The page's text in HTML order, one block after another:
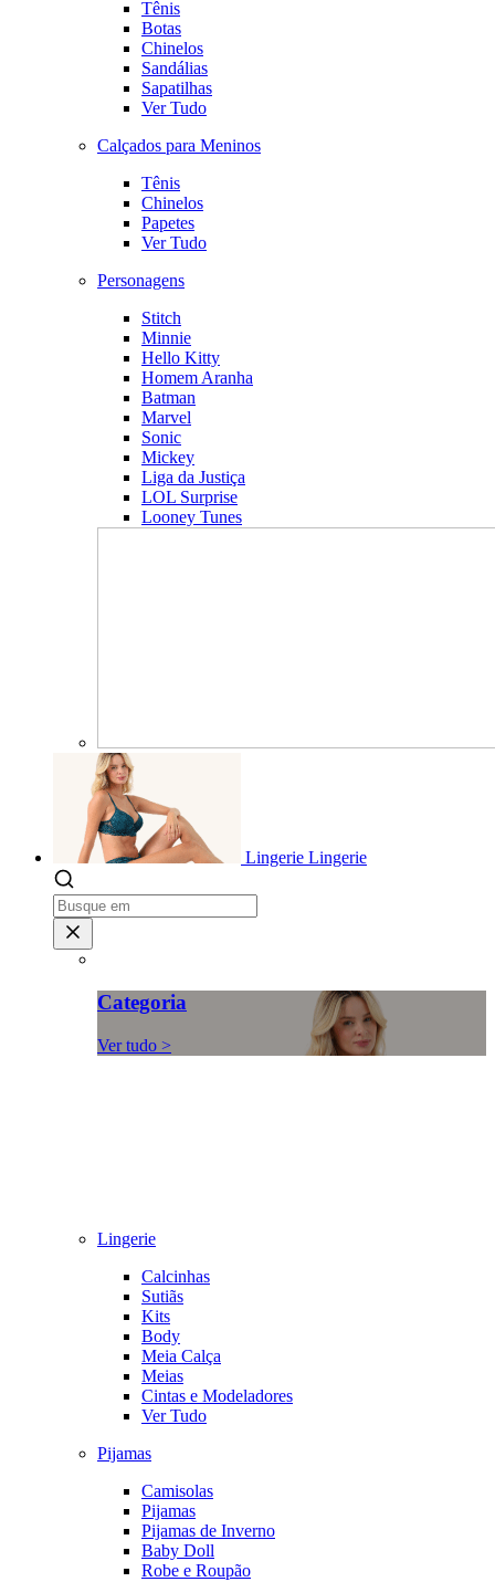
Tênis
Botas
Chinelos
Sandálias
Sapatilhas
Ver Tudo
Calçados para Meninos
Tênis
Chinelos
Papetes
Ver Tudo
Personagens
Stitch
Minnie
Hello Kitty
Homem Aranha
Batman
Marvel
Sonic
Mickey
Liga da Justiça
LOL Surprise
Looney Tunes
Lingerie Lingerie
Categoria
Ver tudo >
Lingerie
Calcinhas
Sutiãs
Kits
Body
Meia Calça
Meias
Cintas e Modeladores
Ver Tudo
Pijamas
Camisolas
Pijamas
Pijamas de Inverno
Baby Doll
Robe e Roupão